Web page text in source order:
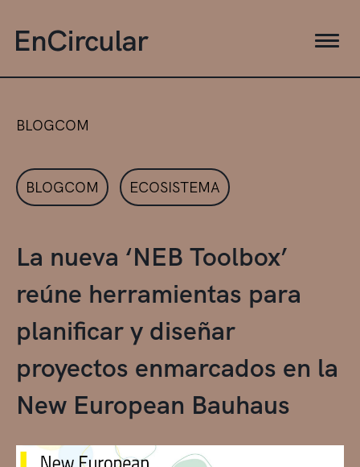
BLOGCOM
BLOGCOM ECOSISTEMA
La nueva ‘NEB Toolbox’
reúne herramientas para
planificar y diseñar
proyectos enmarcados en la
New European Bauhaus